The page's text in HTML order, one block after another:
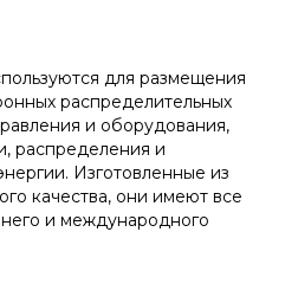
для размещения
распределительных
и оборудования,
распределения и
Изготовленные из
качества, они имеют все
и международного